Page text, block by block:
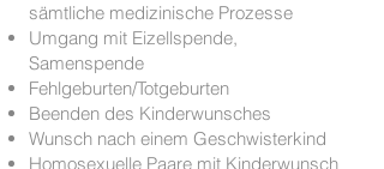
sämtliche medizinische Prozesse
Umgang mit Eizellspende,
Samenspende
Fehlgeburten/Totgeburten
Beenden des Kinderwunsches
Wunsch nach einem Geschwisterkind
Homosexuelle Paare mit Kinderwunsch